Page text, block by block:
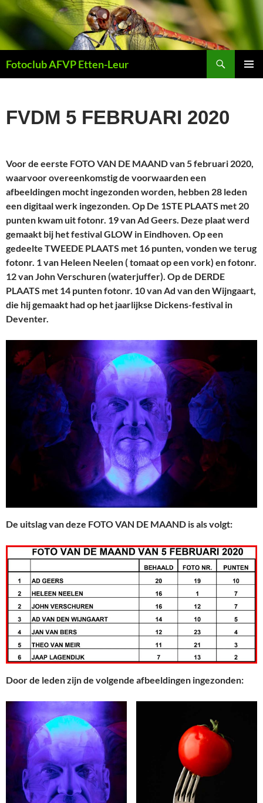
Ga
naar
de
inhoud
Fotoclub AFVP Etten-Leur
FVDM 5 FEBRUARI 2020
Voor de eerste FOTO VAN DE MAAND van 5 februari 2020,
waarvoor overeenkomstig de voorwaarden een
afbeeldingen mocht ingezonden worden, hebben 28 leden
een digitaal werk ingezonden. Op De 1STE PLAATS met 20
punten kwam uit fotonr. 19 van Ad Geers. Deze plaat werd
gemaakt bij het festival GLOW in Eindhoven. Op een
gedeelte TWEEDE PLAATS met 16 punten, vonden we terug
fotonr. 1 van Heleen Neelen ( tomaat op een vork) en fotonr.
12 van John Verschuren (waterjuffer). Op de DERDE
PLAATS met 14 punten fotonr. 10 van Ad van den Wijngaart,
die hij gemaakt had op het jaarlijkse Dickens-festival in
Deventer.
De uitslag van deze FOTO VAN DE MAAND is als volgt:
Door de leden zijn de volgende afbeeldingen ingezonden: